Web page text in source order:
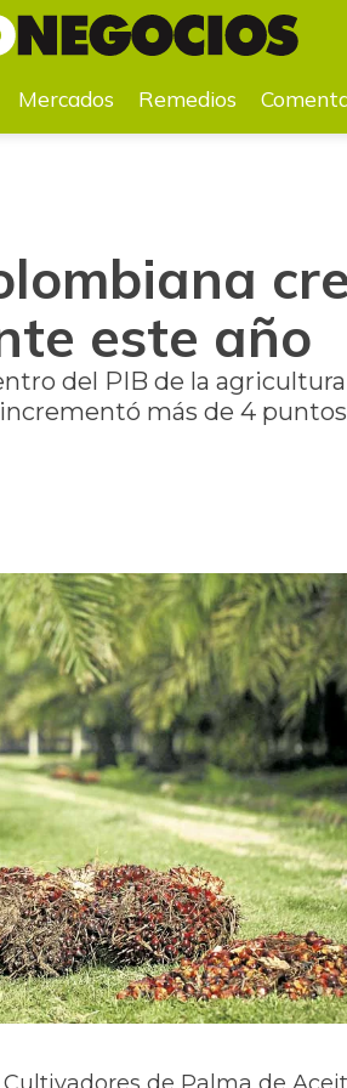
Mercados Remedios
este año
del PIB de la
incrementó más de 4